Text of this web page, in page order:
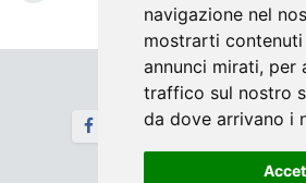
navigazione nel
mostrarti
annunci mirati, per
traffico sul nostro
da dove arrivano i
Seguici
Contatti